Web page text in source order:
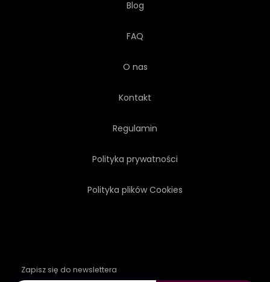
Blog
FAQ
O nas
Kontakt
Regulamin
Polityka prywatności
Polityka plików Cookies
Zapisz się do newslettera